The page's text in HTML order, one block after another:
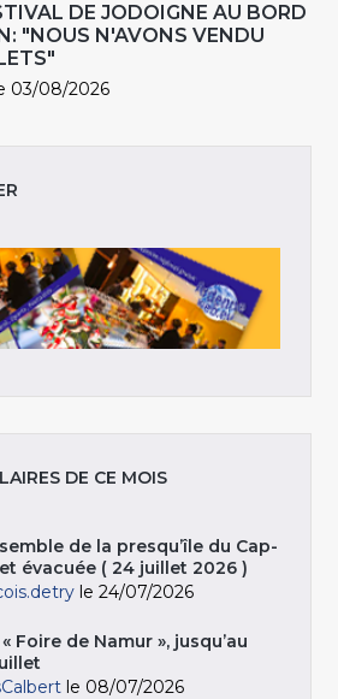
DE JODOIGNE AU BORD
"NOUS N'AVONS VENDU
03/08/2026
DE CE MOIS
de la presqu’île du Cap-
évacuée ( 24 juillet 2026 )
le 24/07/2026
« Foire de Namur », jusqu’au
le 08/07/2026